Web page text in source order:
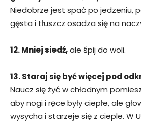
Niedobrze jest spać po jedzeniu,
gęsta i tłuszcz osadza się na
12. Mniej siedź,ale śpij do woli.
13. Staraj się być więcej pod
Naucz się żyć w chłodnym
aby nogi i ręce były ciepłe, ale
wysycha i starzeje się z cieple. W